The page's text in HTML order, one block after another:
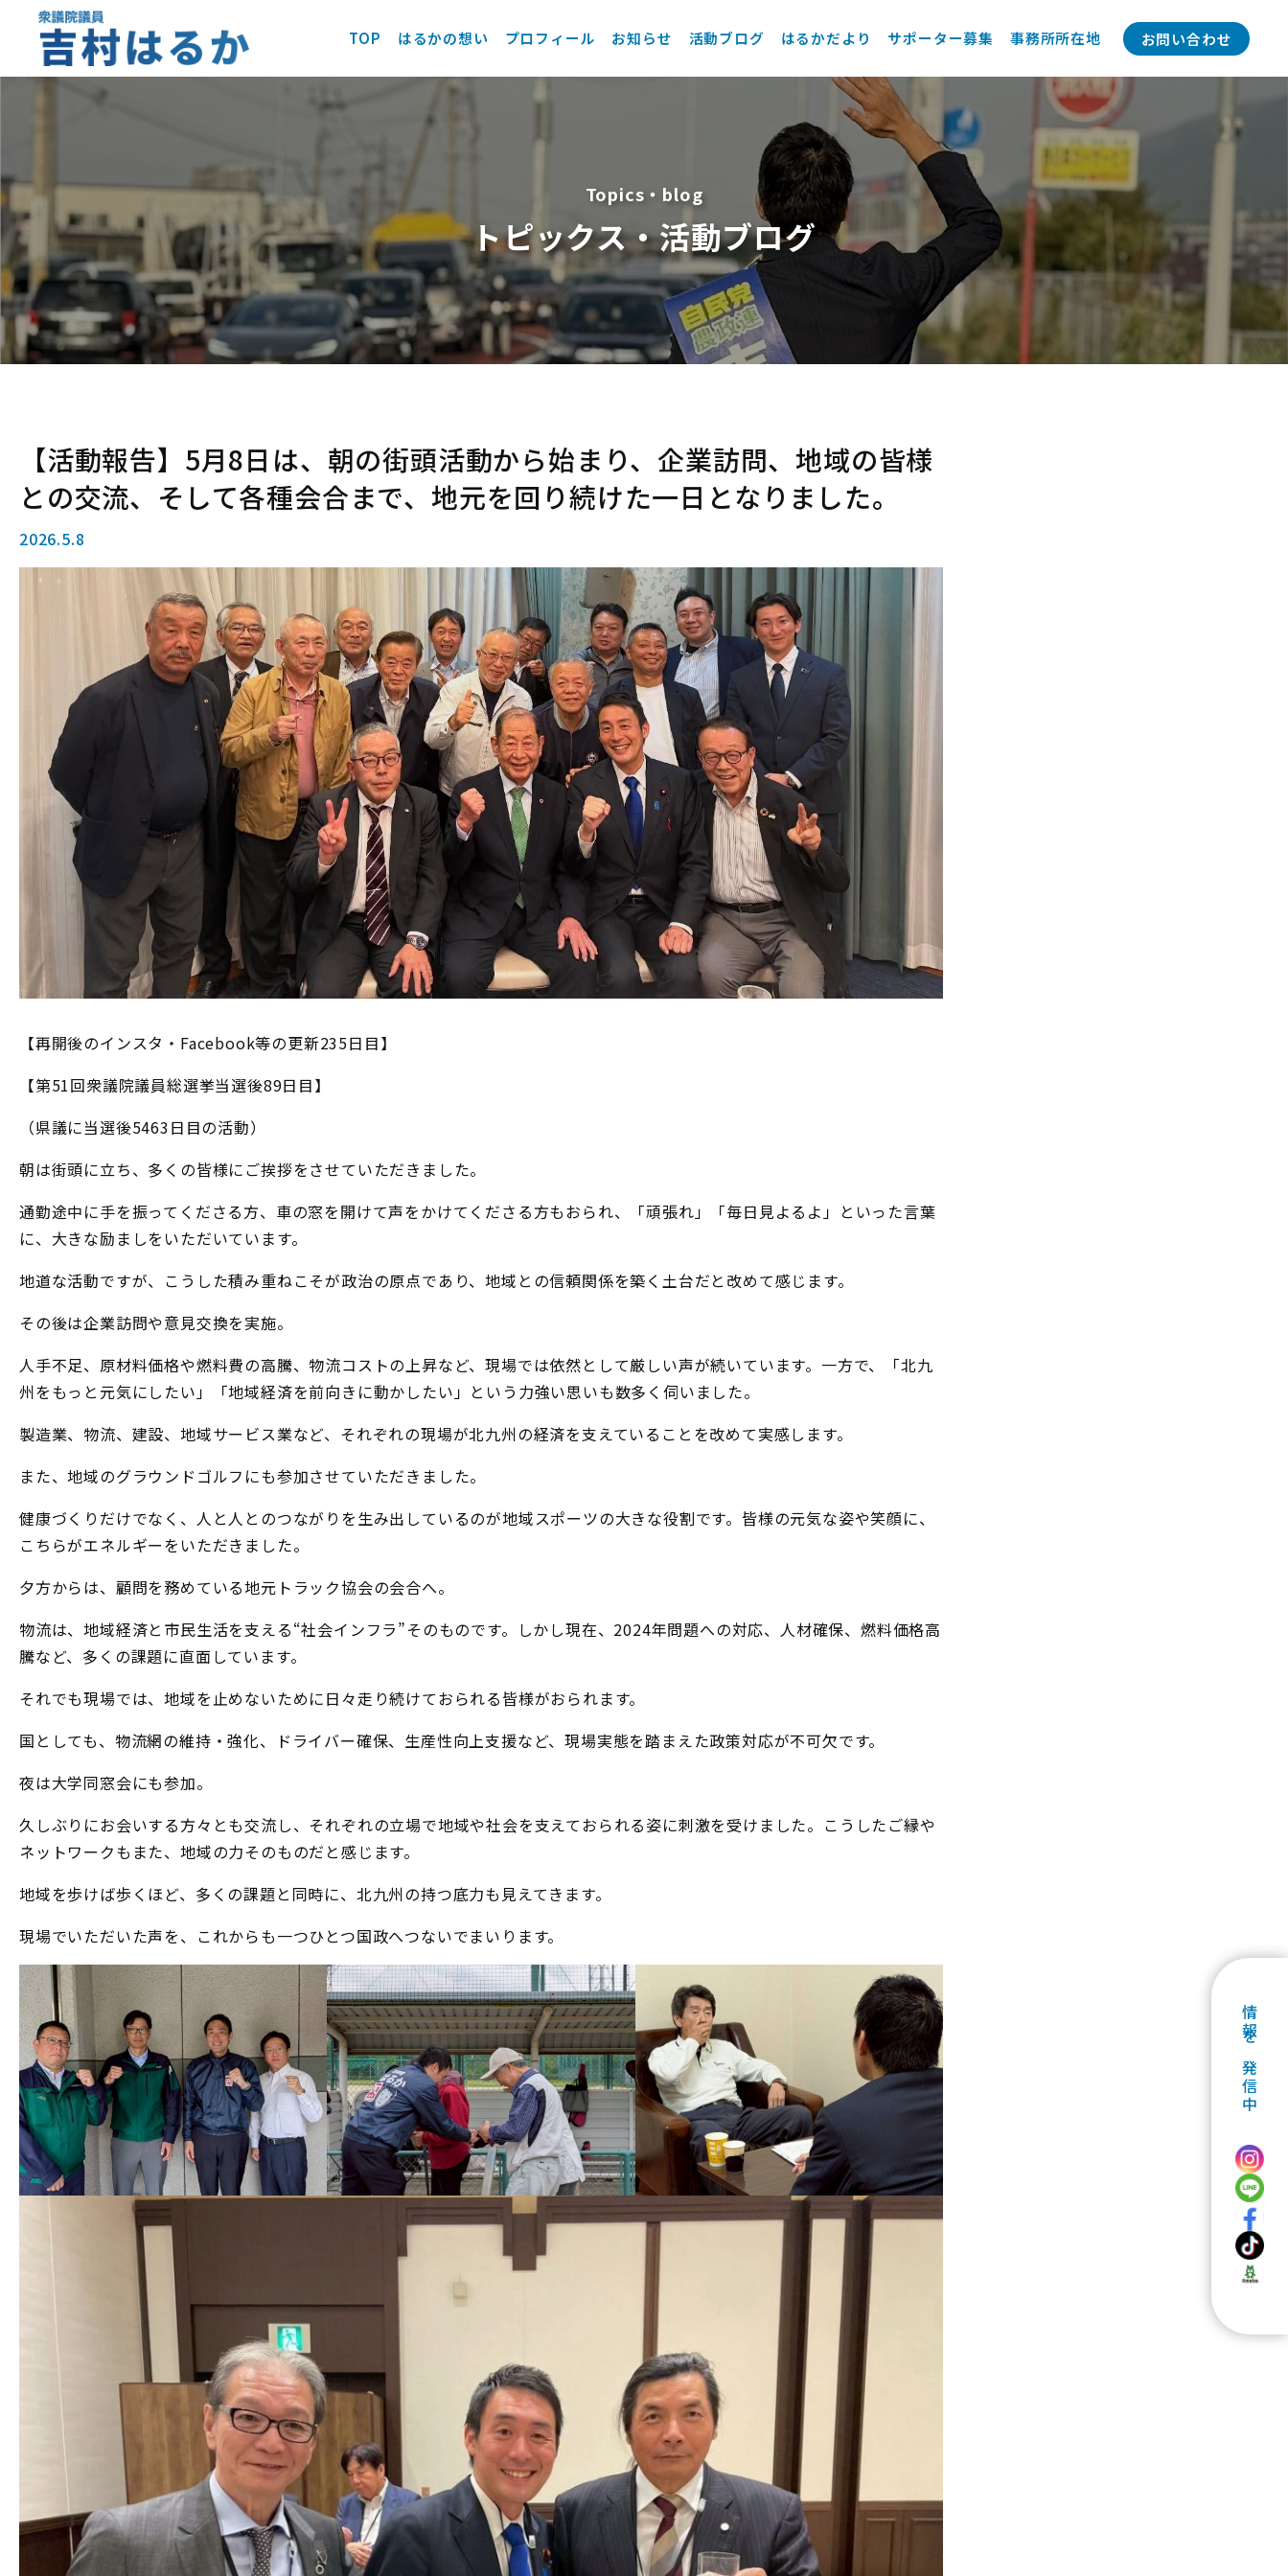
TOP はるかの想い プロフィール お知らせ 活動ブログ はるかだより サポーター募集 事務所所在地 お問い合わせ
Topics・blog
トピックス・活動ブログ
情報を発信中
【活動報告】5月8日は、朝の街頭活動から始まり、企業訪問、地域の皆様
との交流、そして各種会合まで、地元を回り続けた一日となりました。
2026.5.8
【再開後のインスタ・Facebook等の更新235日目】
【第51回衆議院議員総選挙当選後89日目】
（県議に当選後5463日目の活動）
朝は街頭に立ち、多くの皆様にご挨拶をさせていただきました。
通勤途中に手を振ってくださる方、車の窓を開けて声をかけてくださる方もおられ、「頑張れ」「毎日見よるよ」といった言葉
に、大きな励ましをいただいています。
地道な活動ですが、こうした積み重ねこそが政治の原点であり、地域との信頼関係を築く土台だと改めて感じます。
その後は企業訪問や意見交換を実施。
人手不足、原材料価格や燃料費の高騰、物流コストの上昇など、現場では依然として厳しい声が続いています。一方で、「北九
州をもっと元気にしたい」「地域経済を前向きに動かしたい」という力強い思いも数多く伺いました。
製造業、物流、建設、地域サービス業など、それぞれの現場が北九州の経済を支えていることを改めて実感します。
また、地域のグラウンドゴルフにも参加させていただきました。
健康づくりだけでなく、人と人とのつながりを生み出しているのが地域スポーツの大きな役割です。皆様の元気な姿や笑顔に、
こちらがエネルギーをいただきました。
夕方からは、顧問を務めている地元トラック協会の会合へ。
物流は、地域経済と市民生活を支える“社会インフラ”そのものです。しかし現在、2024年問題への対応、人材確保、燃料価格高
騰など、多くの課題に直面しています。
それでも現場では、地域を止めないために日々走り続けておられる皆様がおられます。
国としても、物流網の維持・強化、ドライバー確保、生産性向上支援など、現場実態を踏まえた政策対応が不可欠です。
夜は大学同窓会にも参加。
久しぶりにお会いする方々とも交流し、それぞれの立場で地域や社会を支えておられる姿に刺激を受けました。こうしたご縁や
ネットワークもまた、地域の力そのものだと感じます。
地域を歩けば歩くほど、多くの課題と同時に、北九州の持つ底力も見えてきます。
現場でいただいた声を、これからも一つひとつ国政へつないでまいります。